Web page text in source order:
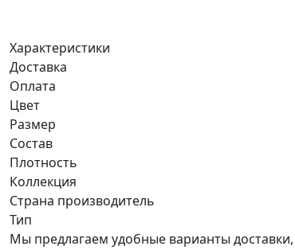
Характеристики
Доставка
Оплата
Цвет
Размер
Состав
Плотность
Коллекция
Страна производитель
Тип
Мы предлагаем удобные варианты